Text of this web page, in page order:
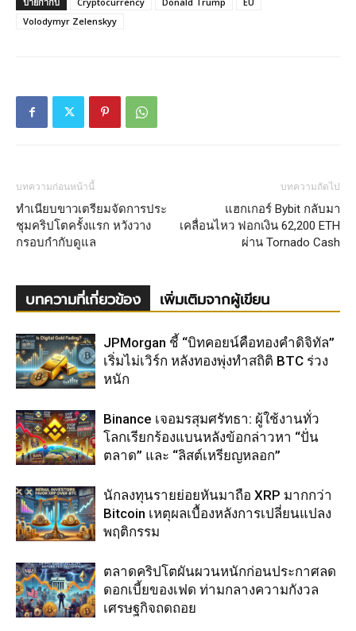
Volodymyr Zelenskyy
บทความก่อนหน้านี้
ทำเนียบขาวเตรียมจัดการประ
ชุมคริปโตครั้งแรก หวังวาง
กรอบกำกับดูแล
บทความถัดไป
แฮกเกอร์ Bybit กลับมา
เคลื่อนไหว ฟอกเงิน 62,200 ETH
ผ่าน Tornado Cash
บทความที่เกี่ยวข้อง เพิ่มเติมจากผู้เขียน
JPMorgan ชี้ “บิทคอยน์คือทองคำดิจิทัล”
เริ่มไม่เวิร์ก หลังทองพุ่งทำสถิติ BTC ร่วง
หนัก
Binance เจอมรสุมศรัทธา: ผู้ใช้งานทั่ว
โลกเรียกร้องแบนหลังข้อกล่าวหา “ปั่น
ตลาด” และ “ลิสต์เหรียญหลอก”
นักลงทุนรายย่อยหันมาถือ XRP มากกว่า
Bitcoin เหตุผลเบื้องหลังการเปลี่ยนแปลง
พฤติกรรม
ตลาดคริปโตผันผวนหนักก่อนประกาศลด
ดอกเบี้ยของเฟด ท่ามกลางความกังวล
เศรษฐกิจถดถอย